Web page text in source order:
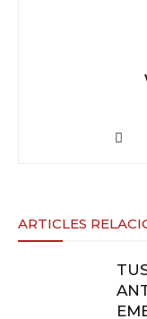
ARTICLES